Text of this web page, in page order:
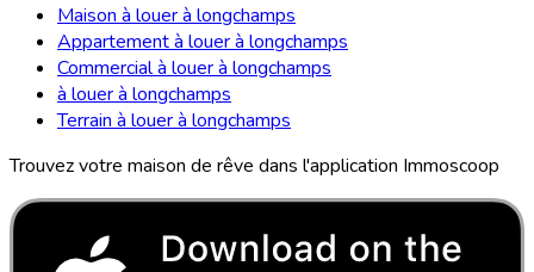
Maison à louer à longchamps
Appartement à louer à longchamps
Commercial à louer à longchamps
à louer à longchamps
Terrain à louer à longchamps
Trouvez votre maison de rêve dans l'application Immoscoop